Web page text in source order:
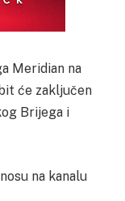
Meridian na
će zaključen
Brijega i
na kanalu